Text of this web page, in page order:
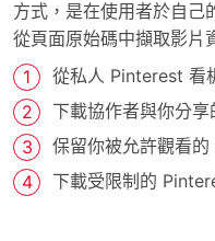
方式，是在使用者於自己
從頁面原始碼中擷取影片
從私人 Pinterest 看
下載協作者與你分享
保留你被允許觀看
下載受限制的